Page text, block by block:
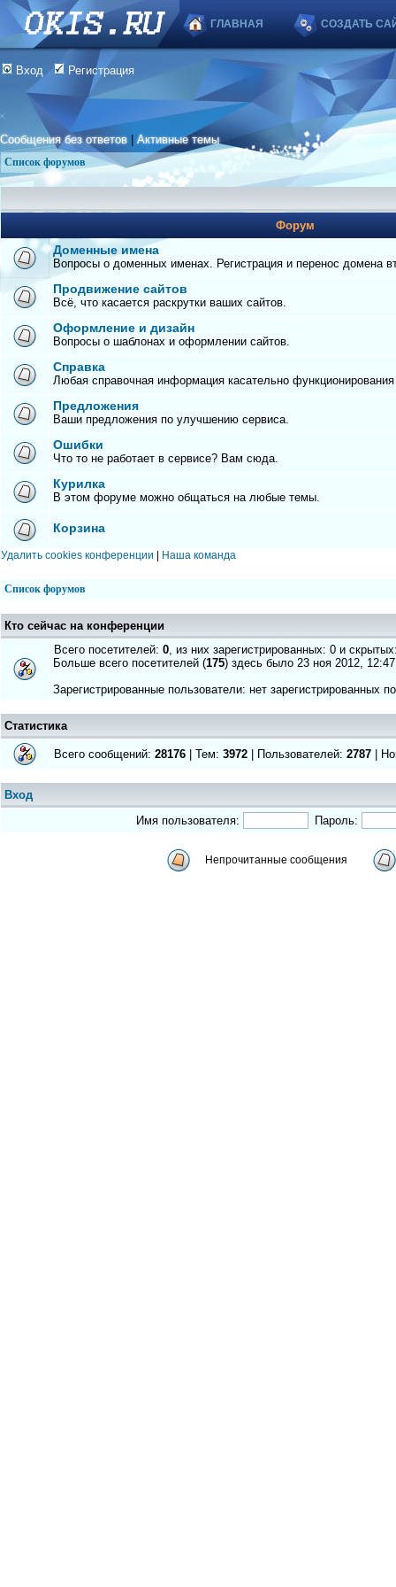
ГЛАВНАЯ СОЗДАТЬ
Вход Регистрация
Сообщения без ответов |Активные темы
Список форумов
Форум
Доменные имена
Вопросы о доменных именах. Регистрация и перенос домена
Продвижение сайтов
Всё, что касается раскрутки ваших сайтов.
Оформление и дизайн
Вопросы о шаблонах и оформлении сайтов.
Справка
Любая справочная информация касательно
Предложения
Ваши предложения по улучшению сервиса.
Ошибки
Что то не работает в сервисе? Вам сюда.
Курилка
В этом форуме можно общаться на любые темы.
Корзина
Удалить cookies конференции Наша команда
Список форумов
Кто сейчас на конференции
Всего посетителей: 0, из них зарегистрированных: 0 и
Больше всего посетителей (175) здесь было 23 ноя 2012, 12:47
Зарегистрированные пользователи: нет зарегистрированных
Статистика
Всего сообщений: 28176 | Тем: 3972 | Пользователей: 2787 |
Вход
Имя пользователя:
Пароль:
Непрочитанные сообщения